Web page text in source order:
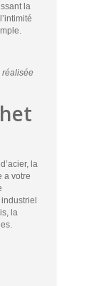
la
réalisée
la
a votre
la